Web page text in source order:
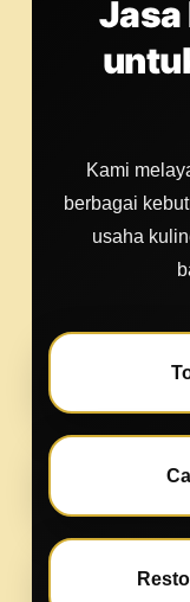
Jasa
Kami
berbagai
usaha